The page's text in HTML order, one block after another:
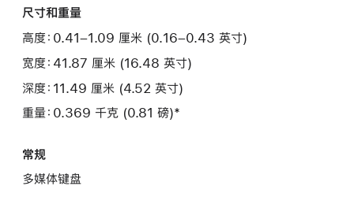
尺寸和重量
高度：0.41–1.09 厘米 (0.16–0.43 英寸)
宽度：41.87 厘米 (16.48 英寸)
深度：11.49 厘米 (4.52 英寸)
重量：0.369 千克 (0.81 磅)*
常规
多媒体键盘